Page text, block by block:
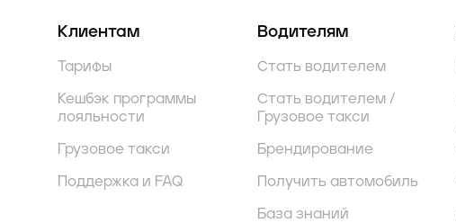
Клиентам
Тарифы
Кешбэк программы
лояльности
Грузовое такси
Поддержка и FAQ
Водителям
Стать водителем
Стать водителем /
Грузовое такси
Брендирование
Получить автомобиль
База знаний